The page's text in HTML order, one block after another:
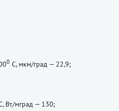
0 С, мкм/град — 22,9;
Вт/мград — 130;